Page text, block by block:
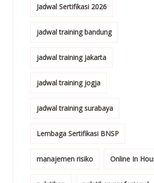
Jadwal Sertifikasi 2026
jadwal training bandung
jadwal training jakarta
jadwal training jogja
jadwal training surabaya
Lembaga Sertifikasi BNSP
manajemen risiko Online In